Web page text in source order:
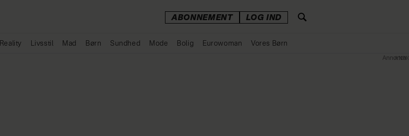
ABONNEMENT LOG IND
Reality Livsstil Mad Børn Sundhed Mode Bolig Eurowoman Vores Børn
Annonce